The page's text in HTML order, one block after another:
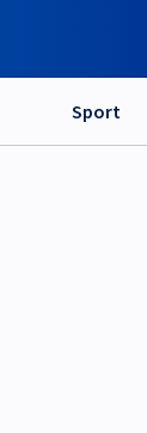
Sport